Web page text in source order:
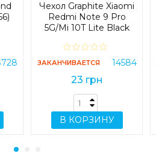
Чехол Graphite Xiaomi
Redmi Note 9 Pro
5G/Mi 10T Lite Black
ЗАКАНЧИВАЕТСЯ 14584
23 грн
В КОРЗИНУ